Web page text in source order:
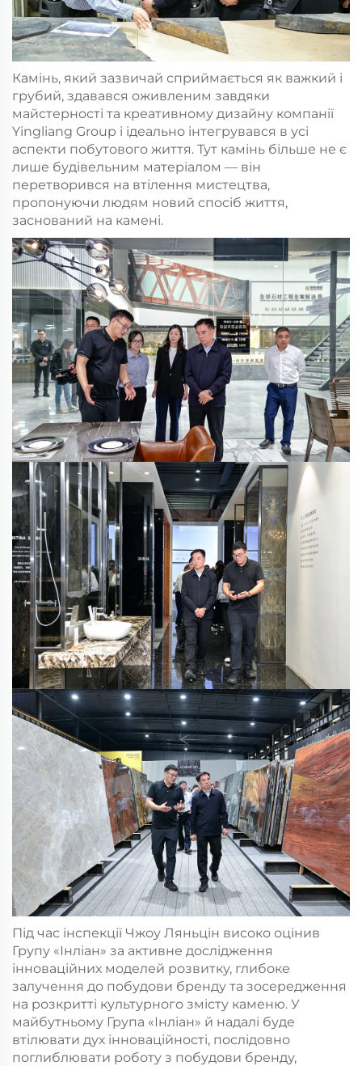
Камінь, який зазвичай сприймається як важкий і
грубий, здавався оживленим завдяки
майстерності та креативному дизайну компанії
Yingliang Group і ідеально інтегрувався в усі
аспекти побутового життя. Тут камінь більше не є
лише будівельним матеріалом — він
перетворився на втілення мистецтва,
пропонуючи людям новий спосіб життя,
заснований на камені.
Під час інспекції Чжоу Ляньцін високо оцінив
Групу «Інліан» за активне дослідження
інноваційних моделей розвитку, глибоке
залучення до побудови бренду та зосередження
на розкритті культурного змісту каменю. У
майбутньому Група «Інліан» й надалі буде
втілювати дух інноваційності, послідовно
поглиблювати роботу з побудови бренду,